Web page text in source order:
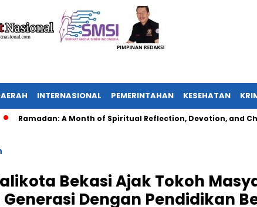
INTERNASIONAL PEMERINTAHAN KESEHATAN
A Month of Spiritual Reflection, Devotion, and Charity
Bekasi Ajak Tokoh
Dengan Pendidikan